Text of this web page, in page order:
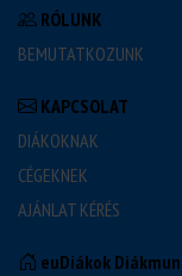
RÓLUNK
BEMUTATKOZUNK
KAPCSOLAT
DIÁKOKNAK
CÉGEKNEK
AJÁNLAT KÉRÉS
euDiákok